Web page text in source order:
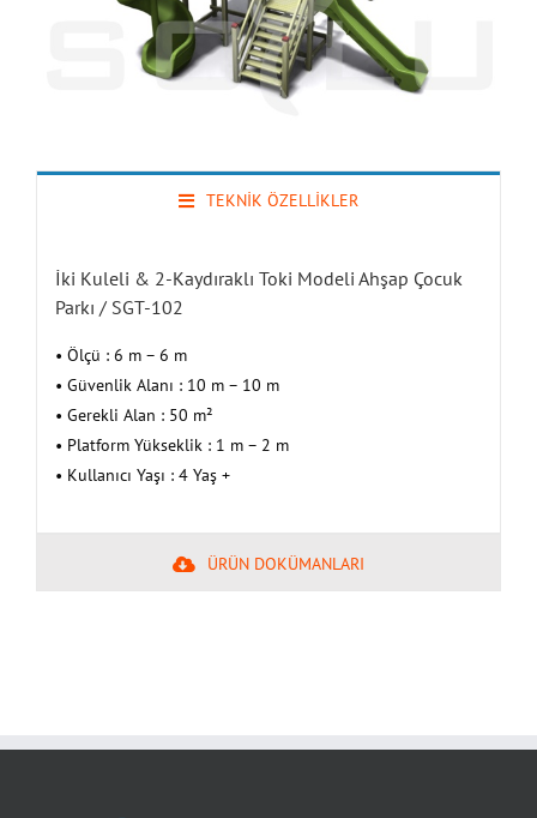
TEKNİK ÖZELLİKLER
İki Kuleli & 2-Kaydıraklı Toki Modeli Ahşap Çocuk
Parkı / SGT-102
• Ölçü : 6 m – 6 m
• Güvenlik Alanı : 10 m – 10 m
• Gerekli Alan : 50 m²
• Platform Yükseklik : 1 m – 2 m
• Kullanıcı Yaşı : 4 Yaş +
ÜRÜN DOKÜMANLARI